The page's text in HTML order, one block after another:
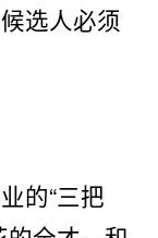
选人必须
的“三把